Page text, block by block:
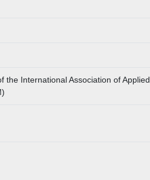
the International Association of Applied